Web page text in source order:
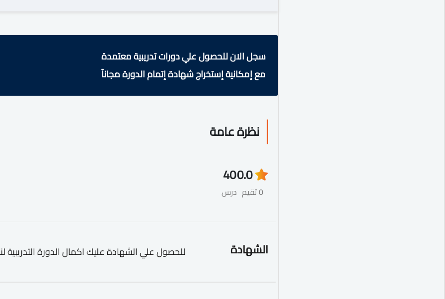
سجل الان للحصول علي دورات تدريبية معتمدة
مع إمكانية إستخراج شهادة إتمام الدورة مجاناً
نظرة عامة
0.0
0 تقيم
40
درس
الشهادة للحصول علي الشهادة عليك اكمال الدورة التدريبية